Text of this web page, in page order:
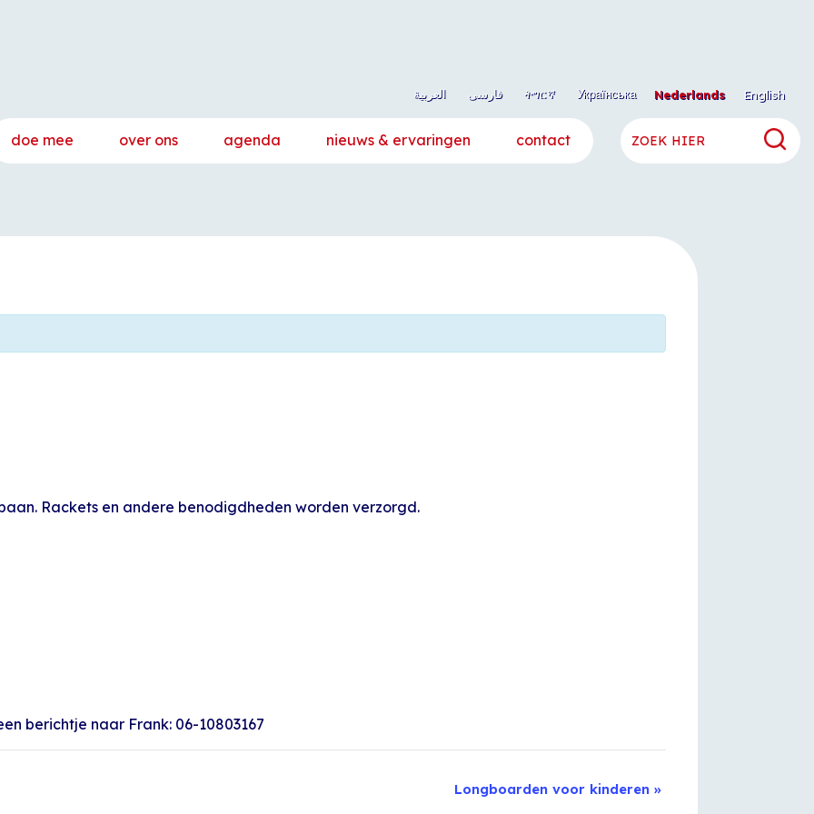
Nederlands English العربية فارسی ትግርኛ Українська
doe mee over ons agenda nieuws & ervaringen contact
Rackets en andere benodigdheden worden verzorgd.
berichtje naar Frank: 06-10803167
Longboarden voor kinderen »